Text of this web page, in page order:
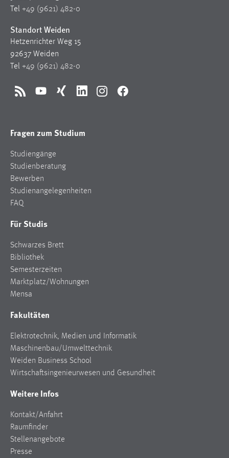
Tel +49 (9621) 482-0
Standort Weiden
Hetzenrichter Weg 15
92637 Weiden
Tel +49 (9621) 482-0
RSS YouTubeXing LinkedInInstagramFacebook
Fragen zum Studium
Studiengänge
Studienberatung
Bewerben
Studienangelegenheiten
FAQ
Für Studis
Schwarzes Brett
Bibliothek
Semesterzeiten
Marktplatz/Wohnungen
Mensa
Fakultäten
Elektrotechnik, Medien und Informatik
Maschinenbau/Umwelttechnik
Weiden Business School
Wirtschaftsingenieurwesen und Gesundheit
Weitere Infos
Kontakt/Anfahrt
Raumfinder
Stellenangebote
Presse
1 Jahr
Performance
Name:
staticfilecache
Zweck:
Name:
site-language-preference
Zweck:
Cookie Laufzeit:
Chat
Name:
Wird benötigt um die Chatfunktion nutzen zu können.
Cookie Laufzeit:
MibewSessionID, mibew-chat-frame-style-
5e9dbeb1811c0446 = Sitzungslaufzeit, mibew_locale = 3
Login
Name: